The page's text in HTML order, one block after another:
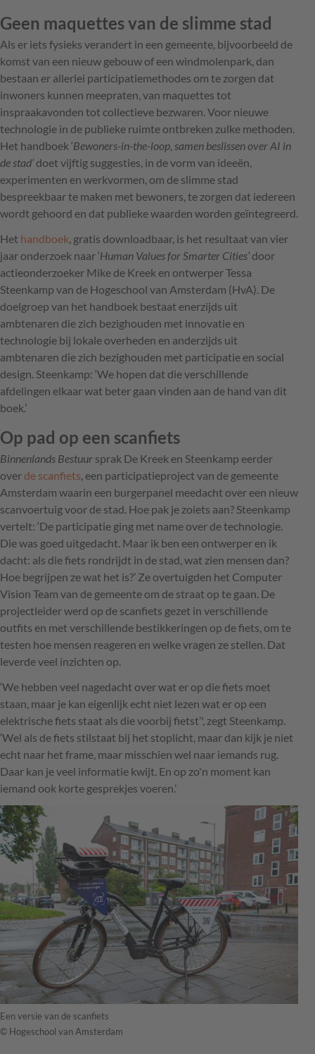
Geen maquettes van de slimme stad
Als er iets fysieks verandert in een gemeente, bijvoorbeeld de
komst van een nieuw gebouw of een windmolenpark, dan
bestaan er allerlei participatiemethodes om te zorgen dat
inwoners kunnen meepraten, van maquettes tot
inspraakavonden tot collectieve bezwaren. Voor nieuwe
technologie in de publieke ruimte ontbreken zulke methoden.
Het handboek ‘Bewoners-in-the-loop, samen beslissen over AI in
de stad’ doet vijftig suggesties, in de vorm van ideeën,
experimenten en werkvormen, om de slimme stad
bespreekbaar te maken met bewoners, te zorgen dat iedereen
wordt gehoord en dat publieke waarden worden geïntegreerd.
Het handboek , gratis downloadbaar, is het resultaat van vier
jaar onderzoek naar ‘Human Values for Smarter Cities’ door
actieonderzoeker Mike de Kreek en ontwerper Tessa
Steenkamp van de Hogeschool van Amsterdam (HvA). De
doelgroep van het handboek bestaat enerzijds uit
ambtenaren die zich bezighouden met innovatie en
technologie bij lokale overheden en anderzijds uit
ambtenaren die zich bezighouden met participatie en social
design. Steenkamp: ‘We hopen dat die verschillende
afdelingen elkaar wat beter gaan vinden aan de hand van dit
boek.’
Op pad op een scanfiets
Binnenlands Bestuur sprak De Kreek en Steenkamp eerder
overde scanfiets , een participatieproject van de gemeente
Amsterdam waarin een burgerpanel meedacht over een nieuw
scanvoertuig voor de stad. Hoe pak je zoiets aan? Steenkamp
vertelt: ‘De participatie ging met name over de technologie.
Die was goed uitgedacht. Maar ik ben een ontwerper en ik
dacht: als die fiets rondrijdt in de stad, wat zien mensen dan?
Hoe begrijpen ze wat het is?’ Ze overtuigden het Computer
Vision Team van de gemeente om de straat op te gaan. De
projectleider werd op de scanfiets gezet in verschillende
outfits en met verschillende bestikkeringen op de fiets, om te
testen hoe mensen reageren en welke vragen ze stellen. Dat
leverde veel inzichten op.
‘We hebben veel nagedacht over wat er op die fiets moet
staan, maar je kan eigenlijk echt niet lezen wat er op een
elektrische fiets staat als die voorbij fietst’', zegt Steenkamp.
‘Wel als de fiets stilstaat bij het stoplicht, maar dan kijk je niet
echt naar het frame, maar misschien wel naar iemands rug.
Daar kan je veel informatie kwijt. En op zo'n moment kan
iemand ook korte gesprekjes voeren.’
Een versie van de scanfiets
© Hogeschool van Amsterdam